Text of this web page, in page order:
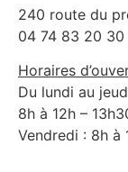
240 route du
04 74 83 20 30
Horaires
Du lundi au
8h à 12h –
Vendredi : 8h à